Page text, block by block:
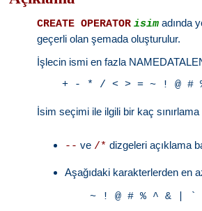
CREATE OPERATOR isim adında
geçerli olan şemada oluşturulur.
İşlecin ismi en fazla
İsim seçimi ile ilgili bir kaç sınırlama
-- ve /* dizgeleri açıklama
Aşağıdaki karakterlerden en